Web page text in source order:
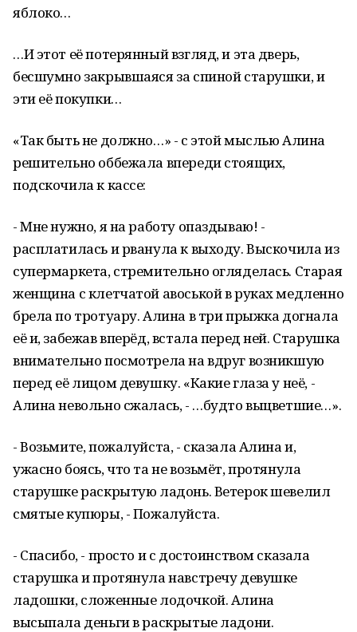
яблоко…
…И этот её потерянный взгляд, и эта дверь,
бесшумно закрывшаяся за спиной старушки, и
эти её покупки…
«Так быть не должно…» - с этой мыслью Алина
решительно оббежала впереди стоящих,
подскочила к кассе:
- Мне нужно, я на работу опаздываю! -
расплатилась и рванула к выходу. Выскочила из
супермаркета, стремительно огляделась. Старая
женщина с клетчатой авоськой в руках медленно
брела по тротуару. Алина в три прыжка догнала
её и, забежав вперёд, встала перед ней. Старушка
внимательно посмотрела на вдруг возникшую
перед её лицом девушку. «Какие глаза у неё, -
Алина невольно сжалась, - …будто выцветшие…».
- Возьмите, пожалуйста, - сказала Алина и,
ужасно боясь, что та не возьмёт, протянула
старушке раскрытую ладонь. Ветерок шевелил
смятые купюры, - Пожалуйста.
- Спасибо, - просто и с достоинством сказала
старушка и протянула навстречу девушке
ладошки, сложенные лодочкой. Алина
высыпала деньги в раскрытые ладони.